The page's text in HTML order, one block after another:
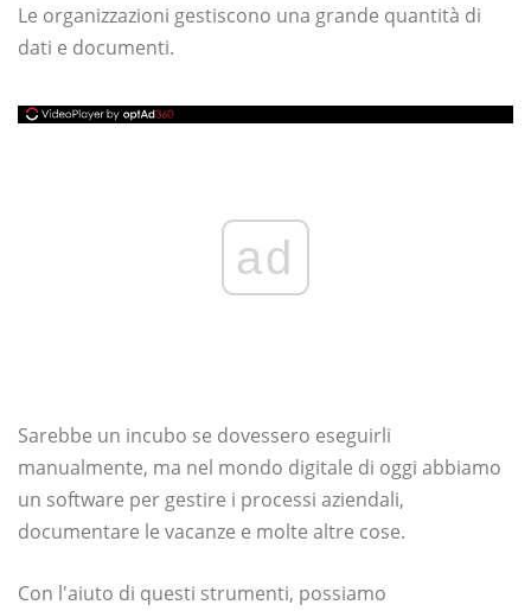
Le organizzazioni gestiscono una grande quantità di
dati e documenti.
ad
Sarebbe un incubo se dovessero eseguirli
manualmente, ma nel mondo digitale di oggi abbiamo
un software per gestire i processi aziendali,
documentare le vacanze e molte altre cose.
Con l'aiuto di questi strumenti, possiamo